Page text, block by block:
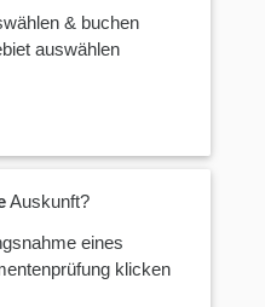
& buchen
auswählen
Auskunft?
eines
klicken